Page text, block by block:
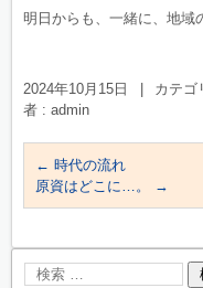
明日からも、一緒に、地域
2024年10月15日 カテゴ
者 : admin
← 時代の流れ
原資はどこに…。
→